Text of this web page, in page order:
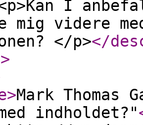
I
mig videre
</p></
>
>Mark Thomas
indholdet?"